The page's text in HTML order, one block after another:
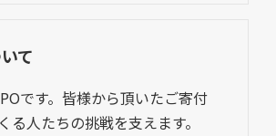
て
です。皆様から頂いたご寄付
る人たちの挑戦を支えます。